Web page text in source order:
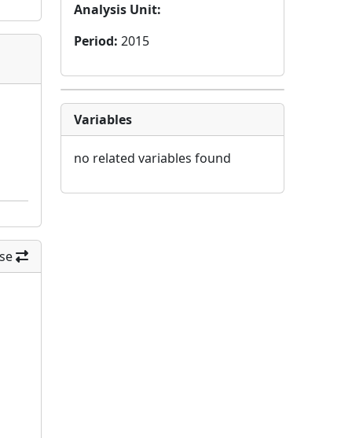
Analysis Unit:
Period:2015
Variables
no related variables found